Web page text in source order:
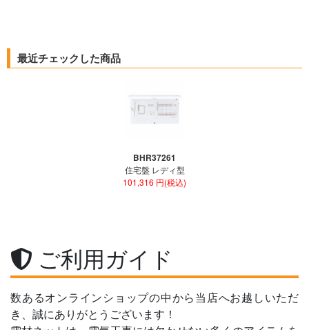
最近チェックした商品
BHR37261
住宅盤 レディ型
101,316 円(税込)
ご利用ガイド
数あるオンラインショップの中から当店へお越しいただ
き、誠にありがとうございます！